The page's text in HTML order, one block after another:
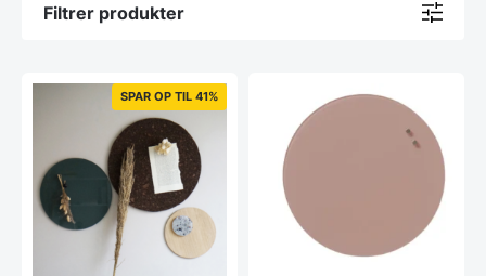
Filtrer produkter
SPAR OP TIL 41%